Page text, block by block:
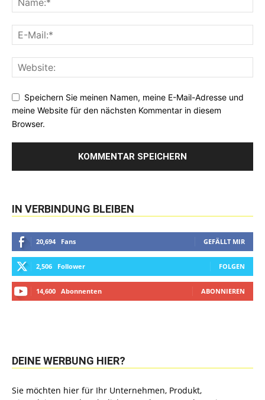
Speichern Sie meinen Namen, meine E-Mail-Adresse und
meine Website für den nächsten Kommentar in diesem
Browser.
IN VERBINDUNG BLEIBEN
20,694 Fans GEFÄLLT MIR
2,506 Follower FOLGEN
14,600 Abonnenten ABONNIEREN
DEINE WERBUNG HIER?
Sie möchten hier für Ihr Unternehmen, Produkt,